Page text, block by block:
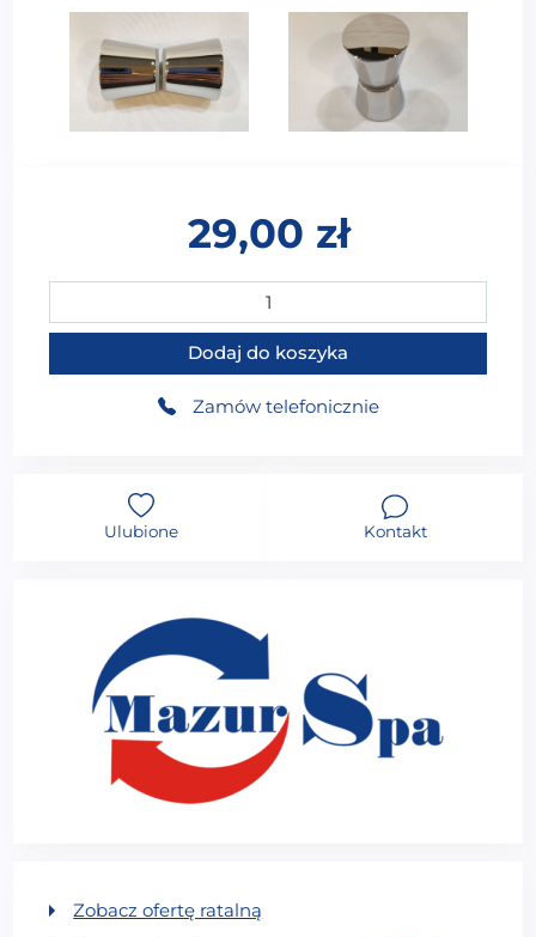
29,00 zł
ilość Gałka do kabiny prysznicowej M01
Dodaj do koszyka
Zamów telefonicznie
Ulubione Kontakt
Zobacz ofertę ratalną